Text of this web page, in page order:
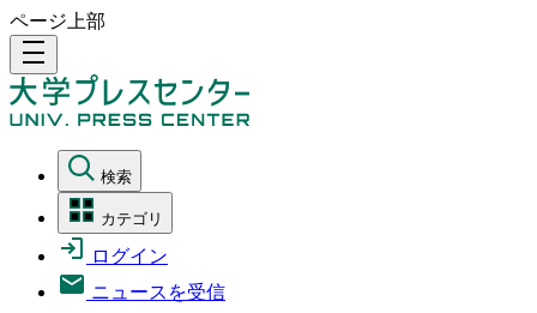
ページ上部
density_medium
検索
カテゴリ
ログイン
ニュースを受信